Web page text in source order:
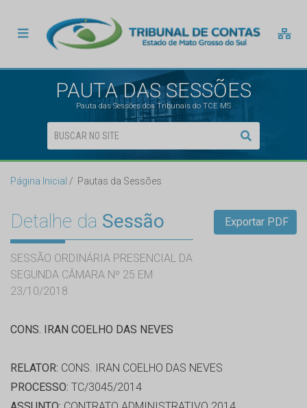
PAUTA DAS SESSÕES
Pauta das Sessões dos Tribunais do TCE MS
Página Inicial Pautas da Sessões
Detalhe da Sessão
SESSÃO ORDINÁRIA PRESENCIAL DA
SEGUNDA CÂMARA Nº 25 EM
23/10/2018
Exportar PDF
CONS. IRAN COELHO DAS NEVES
RELATOR: CONS. IRAN COELHO DAS NEVES
PROCESSO: TC/3045/2014